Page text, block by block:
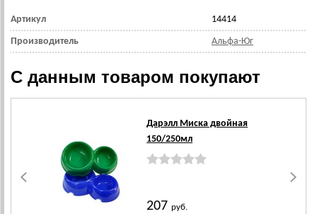
Артикул 14414
Производитель Альфа-Юг
С данным товаром покупают
Дарэлл Миска двойная
150/250мл
207руб.